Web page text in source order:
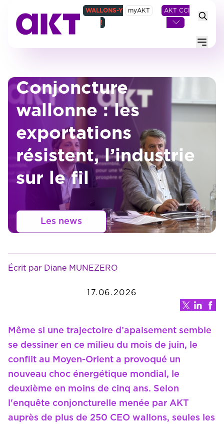
WALLONS-Y
!
myAKT AKT CCI
Menu
Conjoncture
wallonne : les
exportations
résistent, l’industrie
sur le fil
Les news
Écrit par Diane MUNEZERO
17.06.2026
Même si une trajectoire d’apaisement semble
se dessiner en ce milieu du mois de juin, le
conflit au Moyen-Orient a provoqué un
nouveau choc énergétique mondial, le
deuxième en moins de cinq ans. Selon
l'enquête conjoncturelle menée par AKT
auprès de plus de 250 CEO wallons, seules les